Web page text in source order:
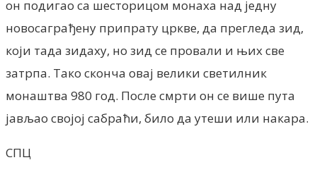
он подигао са шесторицом монаха над једну
новосаграђену припрату цркве, да прегледа зид,
који тада зидаху, но зид се провали и њих све
затрпа. Тако сконча овај велики светилник
монаштва 980 год. После смрти он се више пута
јављао својој сабраћи, било да утеши или накара.
СПЦ